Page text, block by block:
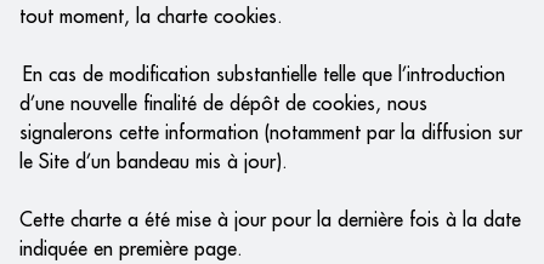
tout moment, la charte cookies.
En cas de modification substantielle telle que l’introduction
d’une nouvelle finalité de dépôt de cookies, nous
signalerons cette information (notamment par la diffusion sur
le Site d’un bandeau mis à jour).
Cette charte a été mise à jour pour la dernière fois à la date
indiquée en première page.